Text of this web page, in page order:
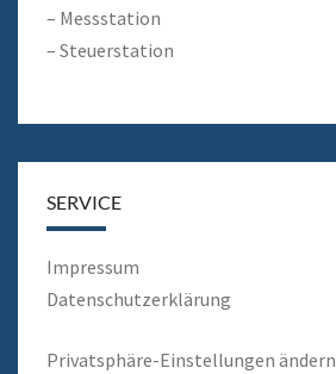
– Messstation
– Steuerstation
SERVICE
Impressum
Datenschutzerklärung
Privatsphäre-Einstellungen ändern